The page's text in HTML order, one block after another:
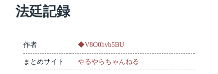
法廷記録
作者 ◆V8O0hvb5BU
まとめサイト やるやらちゃんねる